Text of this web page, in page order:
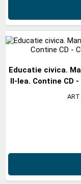
Educatie civica.
II-lea. Contine CD
ART